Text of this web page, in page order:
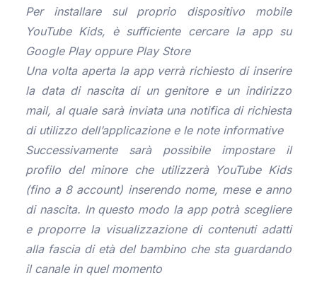
Per installare sul proprio dispositivo mobile
YouTube Kids, è sufficiente cercare la app su
Google Play oppure Play Store
Una volta aperta la app verrà richiesto di inserire
la data di nascita di un genitore e un indirizzo
mail, al quale sarà inviata una notifica di richiesta
di utilizzo dell’applicazione e le note informative
Successivamente sarà possibile impostare il
profilo del minore che utilizzerà YouTube Kids
(fino a 8 account) inserendo nome, mese e anno
di nascita. In questo modo la app potrà scegliere
e proporre la visualizzazione di contenuti adatti
alla fascia di età del bambino che sta guardando
il canale in quel momento